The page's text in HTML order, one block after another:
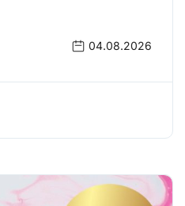
04.08.2026